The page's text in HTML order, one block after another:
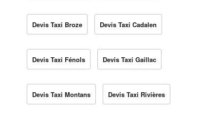
Devis Taxi Broze Devis Taxi Cadalen
Devis Taxi Fénols Devis Taxi Gaillac
Devis Taxi Montans Devis Taxi Rivières